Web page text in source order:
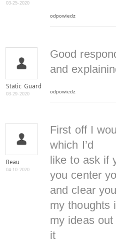
03-25-2020
odpowiedz
Static Guard
03-29-2020
Good
and
odpowiedz
Beau
04-10-2020
First off I
which I’d
like to ask if
you center
and clear
my thoughts
my ideas
it